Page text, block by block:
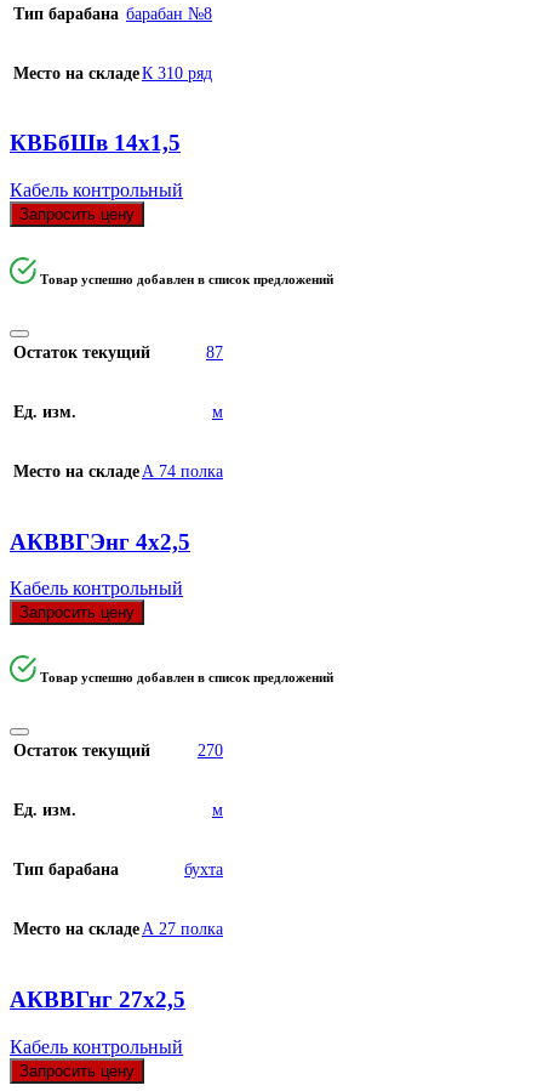
Тип барабана барабан №8
Место на складеК 310 ряд
КВБбШв 14х1,5
Кабель контрольный
Запросить цену
Товар успешно добавлен в список предложений
Остаток текущий 87
Ед. изм. м
Место на складеА 74 полка
АКВВГЭнг 4х2,5
Кабель контрольный
Запросить цену
Товар успешно добавлен в список предложений
Остаток текущий 270
Ед. изм. м
Тип барабана бухта
Место на складеА 27 полка
АКВВГнг 27х2,5
Кабель контрольный
Запросить цену